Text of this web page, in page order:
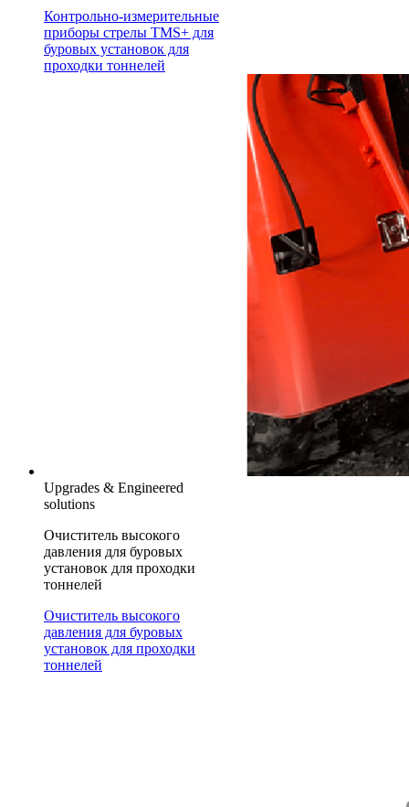
Контрольно-измерительные
приборы стрелы TMS+ для
буровых установок для
проходки тоннелей
Upgrades & Engineered
solutions
Очиститель высокого
давления для буровых
установок для проходки
тоннелей
Очиститель высокого
давления для буровых
установок для проходки
тоннелей